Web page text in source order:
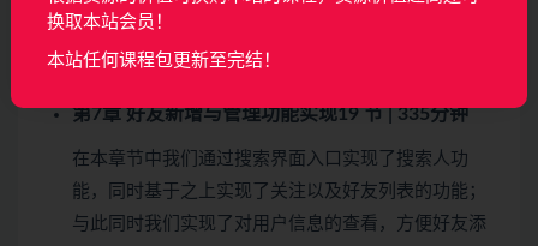
视频：
(11:16)
第7章 好友新增与管理功能实现19 节 | 335分钟
在本章节中我们通过搜索界面入口实现了搜索人功
能，同时基于之上实现了关注以及好友列表的功能；
与此同时我们实现了对用户信息的查看，方便好友添
换取本站会员！
本站任何课程包更新至完结！